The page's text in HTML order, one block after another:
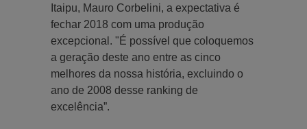
Itaipu, Mauro Corbelini, a expectativa é
fechar 2018 com uma produção
excepcional. "É possível que coloquemos
a geração deste ano entre as cinco
melhores da nossa história, excluindo o
ano de 2008 desse ranking de
excelência”.